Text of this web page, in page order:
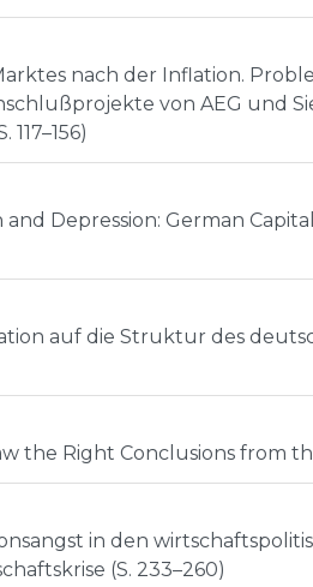
nach der Inflation.
von AEG und
Depression: German
auf die Struktur des
the Right Conclusions from
in den
(S. 233–260)